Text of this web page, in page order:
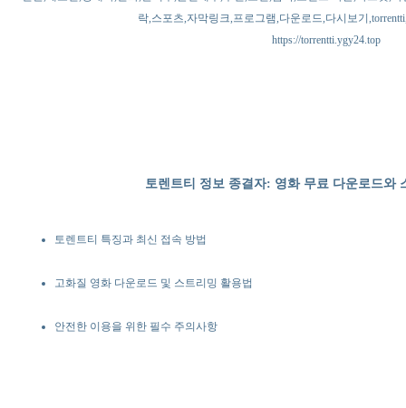
락,스포츠,자막링크,프로그램,다운로드,다시보기
https://torrentti.ygy24.top
토렌트티 정보 종결자: 영화 무료 다운로드와
토렌트티 특징과 최신 접속 방법
고화질 영화 다운로드 및 스트리밍 활용법
안전한 이용을 위한 필수 주의사항